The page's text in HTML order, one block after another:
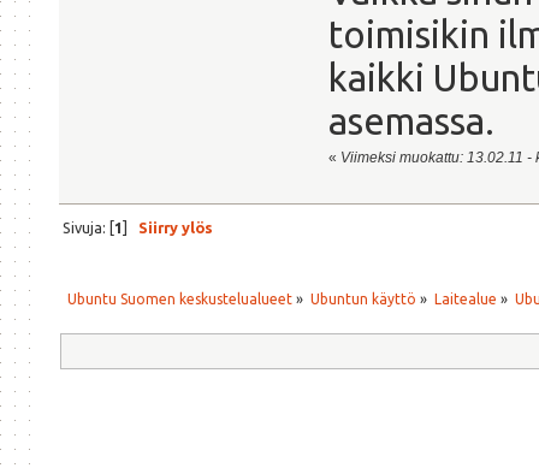
toimisikin
kaikki
asemassa.
« Viimeksi muokattu: 13.02.11
Sivuja: [1] Siirry ylös
Ubuntu Suomen keskustelualueet » Ubuntun käyttö » Laitealue »